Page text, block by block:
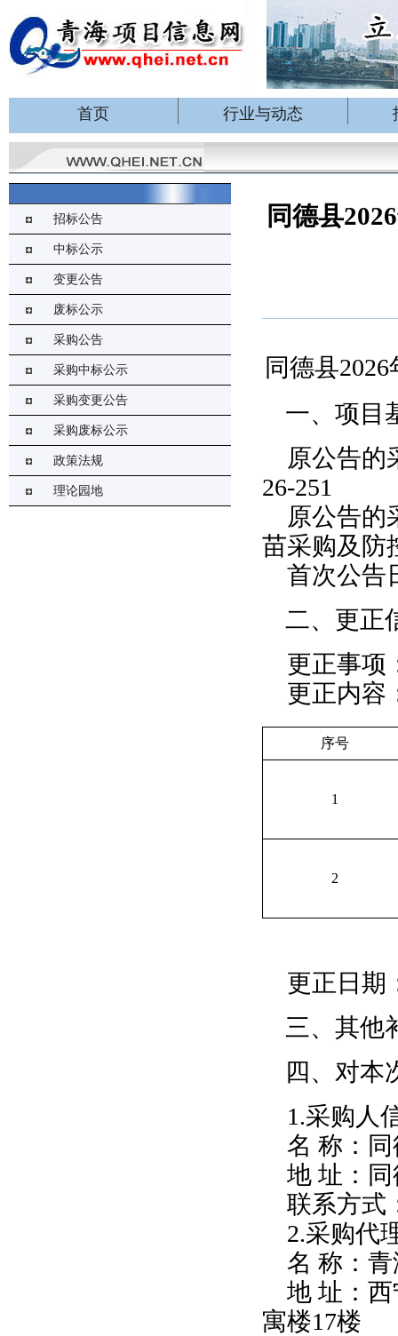
首页 行业与动态
招标公告
中标公示
变更公告
废标公示
采购公告
采购中标公示
采购变更公告
采购废标公示
政策法规
理论园地
同德县
同德县
一、项目
原公告的
26-251
原公告的
苗采购及防
首次公告
二、更正
更正事项
更正内容
序号
1
2
更正日期
三、其他
四、对本
1.采购人
名 称：
地 址：
联系方式
2.采购代
名 称：
地 址：
寓楼17楼